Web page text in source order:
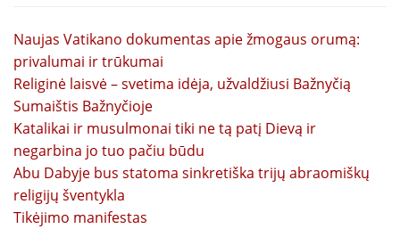
Naujas Vatikano dokumentas apie žmogaus orumą:
privalumai ir trūkumai
Religinė laisvė – svetima idėja, užvaldžiusi Bažnyčią
Sumaištis Bažnyčioje
Katalikai ir musulmonai tiki ne tą patį Dievą ir
negarbina jo tuo pačiu būdu
Abu Dabyje bus statoma sinkretiška trijų abraomiškų
religijų šventykla
Tikėjimo manifestas